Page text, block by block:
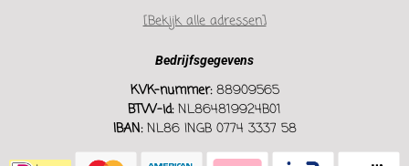
[Bekijk alle adressen]
Bedrijfsgegevens
KVK-nummer:88909565
BTW-id:NL864819924B01
IBAN:NL86 INGB 0774 3337 58